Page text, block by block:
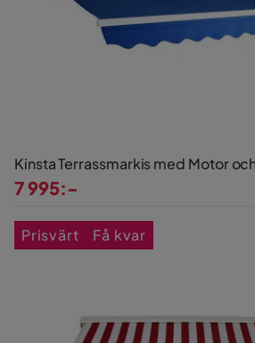
Kinsta Terrassmarkis med Motor
7 995:-
Prisvärt Få kvar